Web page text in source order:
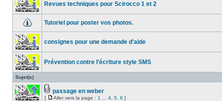
Revues techniques pour Scirocco 1 et 2
Tutoriel pour poster vos photos.
consignes pour une demande d'aide
Prévention contre l'écriture style SMS
Sujet(s)
passage en weber
[ Aller vers la page : 1 4 5 6 ]